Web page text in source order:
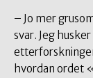
– Jo mer
svar. Jeg
hvordan ordet